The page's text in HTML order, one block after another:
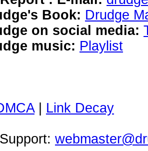
Book: Drudge
on social media:
music: Playlist
| Link Decay